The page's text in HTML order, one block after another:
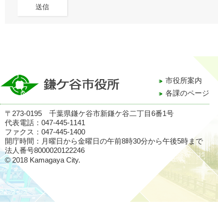
市役所案内
各課のページ
〒273-0195 千葉県鎌ケ谷市新鎌ケ谷二丁目6番1号
代表電話：047-445-1141
ファクス：047-445-1400
開庁時間：月曜日から金曜日の午前8時30分から午後5時まで
法人番号8000020122246
© 2018 Kamagaya City.